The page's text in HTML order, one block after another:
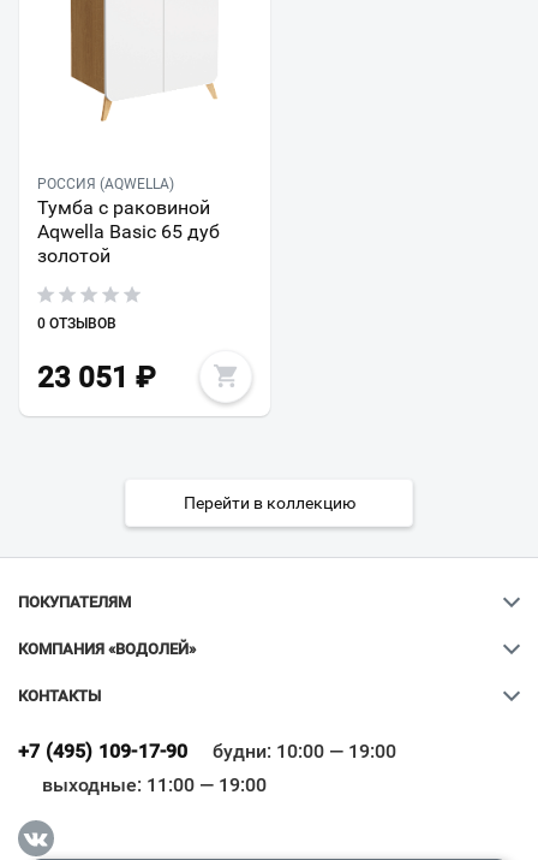
РОССИЯ (AQWELLA)
Тумба с раковиной
Aqwella Basic 65 дуб
золотой
0 ОТЗЫВОВ
23 051 ₽
Перейти в коллекцию
ПОКУПАТЕЛЯМ
КОМПАНИЯ «ВОДОЛЕЙ»
КОНТАКТЫ
+7 (495) 109-17-90
будни: 10:00 — 19:00
выходные: 11:00 — 19:00
Всё верно